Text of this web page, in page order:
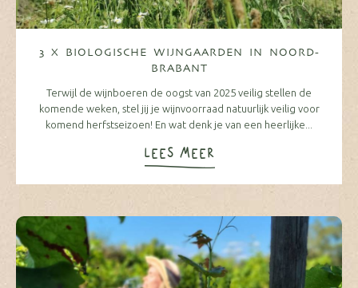
3 X BIOLOGISCHE WIJNGAARDEN IN NOORD-
BRABANT
Terwijl de wijnboeren de oogst van 2025 veilig stellen de
komende weken, stel jij je wijnvoorraad natuurlijk veilig voor
komend herfstseizoen! En wat denk je van een heerlijke...
LEES MEER